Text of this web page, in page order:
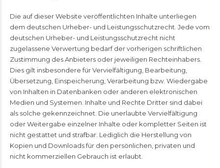
Die auf dieser Website veröffentlichten Inhalte unterliegen
dem deutschen Urheber- und Leistungsschutzrecht. Jede vom
deutschen Urheber- und Leistungsschutzrecht nicht
zugelassene Verwertung bedarf der vorherigen schriftlichen
Zustimmung des Anbieters oder jeweiligen Rechteinhabers.
Dies gilt insbesondere für Vervielfältigung, Bearbeitung,
Übersetzung, Einspeicherung, Verarbeitung bzw. Wiedergabe
von Inhalten in Datenbanken oder anderen elektronischen
Medien und Systemen. Inhalte und Rechte Dritter sind dabei
als solche gekennzeichnet. Die unerlaubte Vervielfältigung
oder Weitergabe einzelner Inhalte oder kompletter Seiten ist
nicht gestattet und strafbar. Lediglich die Herstellung von
Kopien und Downloads für den persönlichen, privaten und
nicht kommerziellen Gebrauch ist erlaubt.